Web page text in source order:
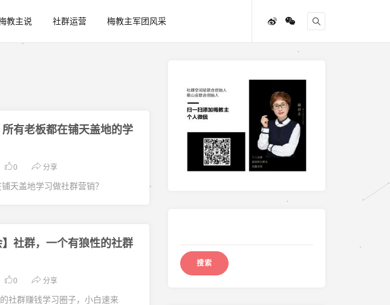
教主说 社群运营 梅教主军团风采
有老板都在铺天盖地的学
0 分享
天盖地学习做社群营销？
社群，一个有狼性的社群
0 分享
社群赚钱学习圈子，小白速来